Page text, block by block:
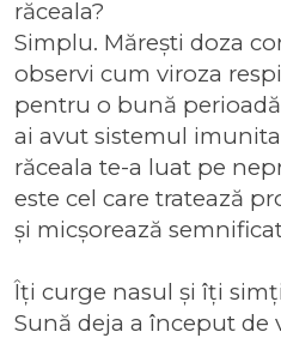
răceala?
Simplu. Mărești doza
observi cum viroza
pentru o bună
ai avut sistemul
răceala te-a luat pe
este cel care tratează
și micșorează
Îți curge nasul și îți
Sună deja a început de